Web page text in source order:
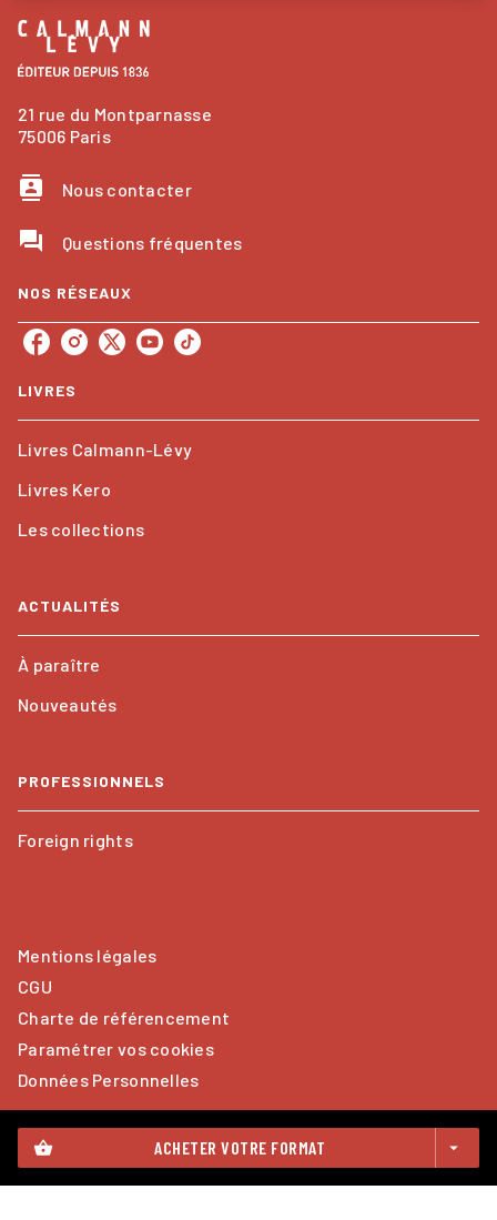
shopping_basket ACHETER VOTRE FORMAT arrow_drop_down
21 rue du Montparnasse
75006 Paris
contacts Nous contacter
question_answer Questions fréquentes
NOS RÉSEAUX
LIVRES
Livres Calmann-Lévy
Livres Kero
Les collections
ACTUALITÉS
À paraître
Nouveautés
PROFESSIONNELS
Foreign rights
Mentions légales
CGU
Charte de référencement
Paramétrer vos cookies
Données Personnelles